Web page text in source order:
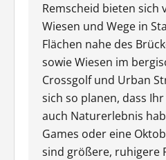
Remscheid bieten sich
Wiesen und Wege in
Flächen nahe des
sowie Wiesen im
Crossgolf und Urban
sich so planen, dass
auch Naturerlebnis
Games oder eine
sind größere, ruhigere